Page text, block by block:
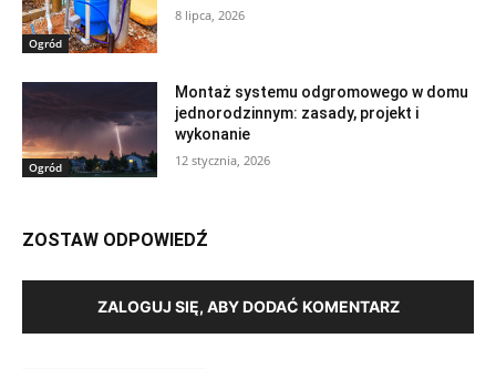
Ogród
8 lipca, 2026
Ogród
Montaż systemu odgromowego w domu
jednorodzinnym: zasady, projekt i
wykonanie
12 stycznia, 2026
ZOSTAW ODPOWIEDŹ
ZALOGUJ SIĘ, ABY DODAĆ KOMENTARZ